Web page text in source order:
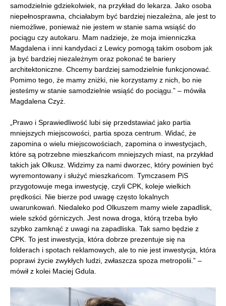
samodzielnie gdziekolwiek, na przykład do lekarza. Jako osoba
niepełnosprawna, chciałabym być bardziej niezależna, ale jest to
niemożliwe, ponieważ nie jestem w stanie sama wsiąść do
pociągu czy autokaru. Mam nadzieje, że moja imienniczka
Magdalena i inni kandydaci z Lewicy pomogą takim osobom jak
ja być bardziej niezależnym oraz pokonać te bariery
architektoniczne. Chcemy bardziej samodzielnie funkcjonować.
Pomimo tego, że mamy zniżki, nie korzystamy z nich, bo nie
jesteśmy w stanie samodzielnie wsiąść do pociągu.” – mówiła
Magdalena Czyż.
„Prawo i Sprawiedliwość lubi się przedstawiać jako partia
mniejszych miejscowości, partia spoza centrum. Widać, że
zapomina o wielu miejscowościach, zapomina o inwestycjach,
które są potrzebne mieszkańcom mniejszych miast, na przykład
takich jak Olkusz. Widzimy za nami dworzec, który powinien być
wyremontowany i służyć mieszkańcom. Tymczasem PiS
przygotowuje mega inwestycję, czyli CPK, koleje wielkich
prędkości. Nie bierze pod uwagę często lokalnych
uwarunkowań. Niedaleko pod Olkuszem mamy wiele zapadlisk,
wiele szkód górniczych. Jest nowa droga, którą trzeba było
szybko zamknąć z uwagi na zapadliska. Tak samo będzie z
CPK. To jest inwestycja, która dobrze prezentuje się na
folderach i spotach reklamowych, ale to nie jest inwestycja, która
poprawi życie zwykłych ludzi, zwłaszcza spoza metropolii.” –
mówił z kolei Maciej Gdula.